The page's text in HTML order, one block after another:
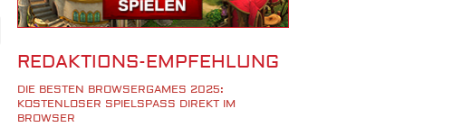
iOS Spiele
Cross-Platform Spiele
iPad Spiele
REDAKTIONS-EMPFEHLUNG
DIE BESTEN BROWSERGAMES 2025:
KOSTENLOSER SPIELSPASS DIREKT IM B
ROWSER